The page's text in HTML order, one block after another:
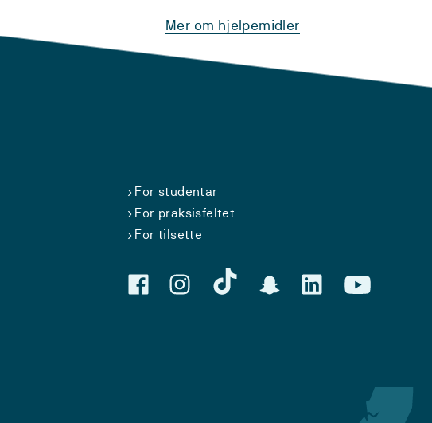
Mer om hjelpemidler
For studentar
For praksisfeltet
For tilsette